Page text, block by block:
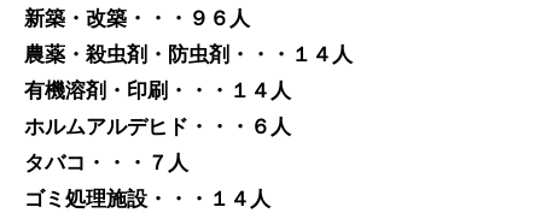
新築・改築・・・９６人
農薬・殺虫剤・防虫剤・・・１４人
有機溶剤・印刷・・・１４人
ホルムアルデヒド・・・６人
タバコ・・・７人
ゴミ処理施設・・・１４人